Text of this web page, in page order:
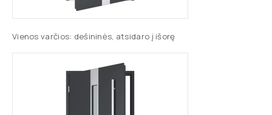
Vienos varčios: dešininės, atsidaro į išorę